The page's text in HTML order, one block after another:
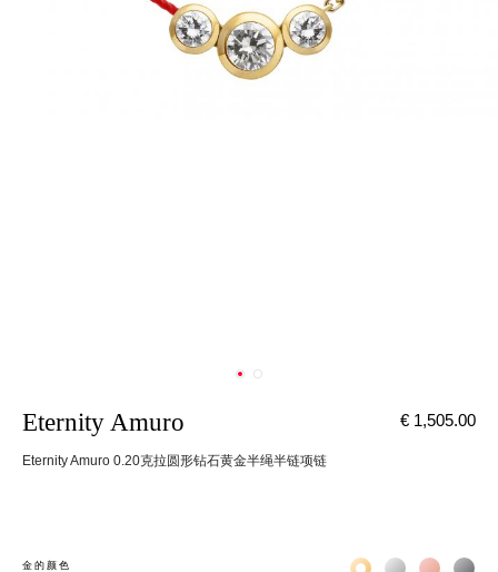
Eternity Amuro
Eternity Amuro 0.20克拉圆形钻石黄金半绳半链项链
€ 1,505.00
金的颜色 Жёлтое золото 18К
Белое золото
Розовое